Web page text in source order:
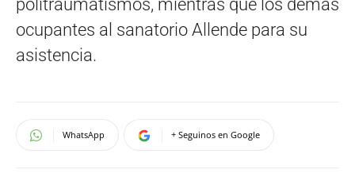
politraumatismos, mientras que los demás
ocupantes al sanatorio Allende para su
asistencia.
WhatsApp + Seguinos en Google